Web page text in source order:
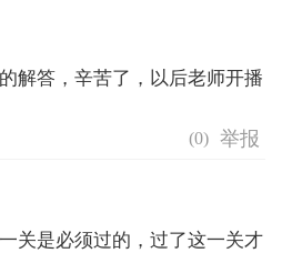
解答，辛苦了，以后老师开播
(0)
关是必须过的，过了这一关才